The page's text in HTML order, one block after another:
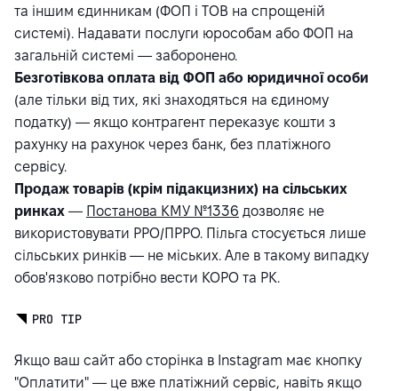
та іншим єдинникам (ФОП і ТОВ на спрощеній
системі). Надавати послуги юрособам або ФОП на
загальній системі — заборонено.
Безготівкова оплата від ФОП або юридичної особи
(але тільки від тих, які знаходяться на єдиному
податку) — якщо контрагент переказує кошти з
рахунку на рахунок через банк, без платіжного
сервісу.
Продаж товарів (крім підакцизних) на сільських
ринках — Постанова КМУ №1336 дозволяє не
використовувати РРО/ПРРО. Пільга стосується лише
сільських ринків — не міських. Але в такому випадку
обов'язково потрібно вести КОРО та РК.
PRO TIP
Якщо ваш сайт або сторінка в Instagram має кнопку
"Оплатити" — це вже платіжний сервіс, навіть якщо